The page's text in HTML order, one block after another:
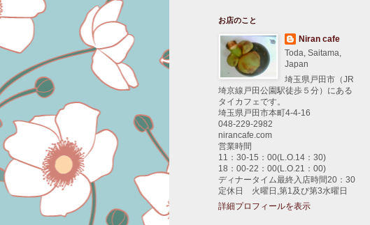
お店のこと
Niran cafe
Toda, Saitama,
Japan
埼玉県戸田市（JR
埼京線戸田公園駅徒歩５分）にある
タイカフェです。
埼玉県戸田市本町4-4-16
048-229-2982
nirancafe.com
営業時間
11：30-15：00(L.O.14：30)
18：00-22：00(L.O.21：00)
ディナータイム最終入店時間20：30
定休日 火曜日,第1及び第3水曜日
詳細プロフィールを表示